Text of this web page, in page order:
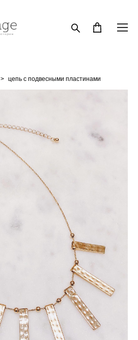
> цепь с подвесными пластинами